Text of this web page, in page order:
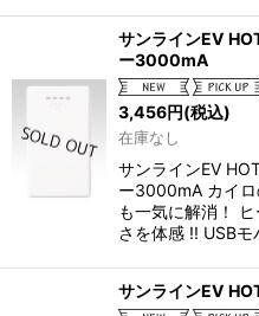
サンラインEV
ー3000mA
3,456円(税込)
在庫なし
サンラインEV
ー3000mA カイ
も一気に解消！
さを体感 !! USB
サンラインEV